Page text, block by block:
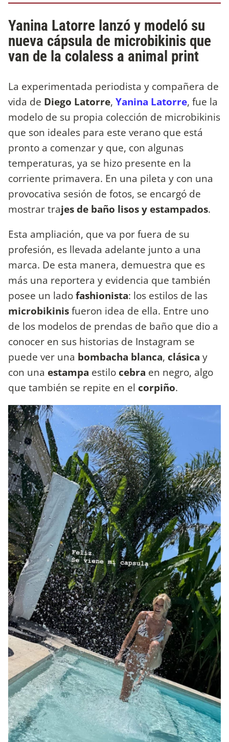
Yanina Latorre lanzó y modeló su
nueva cápsula de microbikinis que
van de la colaless a animal print
La experimentada periodista y compañera de
vida de Diego Latorre, Yanina Latorre, fue la
modelo de su propia colección de microbikinis
que son ideales para este verano que está
pronto a comenzar y que, con algunas
temperaturas, ya se hizo presente en la
corriente primavera. En una pileta y con una
provocativa sesión de fotos, se encargó de
mostrar trajes de baño lisos y estampados.
Esta ampliación, que va por fuera de su
profesión, es llevada adelante junto a una
marca. De esta manera, demuestra que es
más una reportera y evidencia que también
posee un ladofashionista: los estilos de las
microbikinisfueron idea de ella. Entre uno
de los modelos de prendas de baño que dio a
conocer en sus historias de Instagram se
puede ver una bombacha blanca, clásica y
con una estampa estilo cebra en negro, algo
que también se repite en el corpiño.